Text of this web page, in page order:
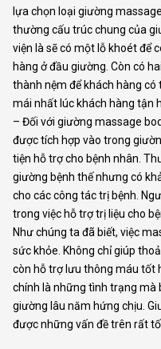
lựa chọn loại giường
thường cấu trúc chung của
viện là sẽ có một lỗ khoét để
hàng ở đầu giường. Còn có
thành nệm để khách hàng
mái nhất lúc khách hàng tận
– Đối với giường massage
được tích hợp vào trong
tiện hỗ trợ cho bệnh nhân.
giường bệnh thế nhưng có
cho các công tác trị bệnh.
trong việc hỗ trợ trị liệu cho
Như chúng ta đã biết, việc
sức khỏe. Không chỉ giúp
còn hỗ trợ lưu thông máu tốt
chính là những tình trạng mà
giường lâu năm hứng chịu.
được những vấn đề trên rất